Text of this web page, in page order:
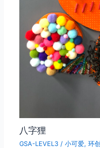
八字狸
GSA-LEVEL3 /小可爱,环创